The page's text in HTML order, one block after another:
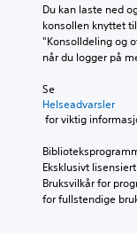
Du kan laste ned
konsollen knyttet
"Konsolldeling og
når du logger på
Se
Helseadvarsler
for viktig
Eksklusivt
Bruksvilkår for
for fullstendige